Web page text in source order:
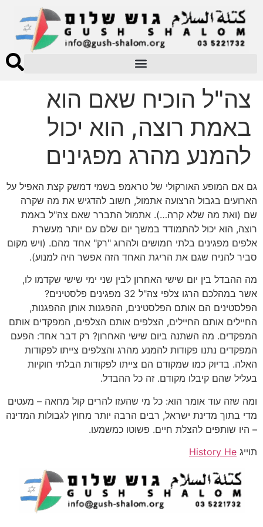
צה"ל הוכיח שאם הוא
באמת רוצה, הוא יכול
להמנע מהרג מפגינים
גם אם המופע האורקולי של טראמפ בשמי דמשק קצת האפיל על
הארועים בגבול הרצועה אתמול, חשוב להדגיש את מה שקרה
שם (ואת מה שלא קרה…). אתמול התברר שאם צה"ל באמת
רוצה, הוא יכול להתמודד במשך יום שלם עם יותר מעשרת
אלפים מפגינים בלתי חמושים ולהרוג "רק" אחד מהם. (ויש מקום
סביר להניח שגם את הריגת האחד הזה אפשר היה למנוע).
מה ההבדל בין יום שישי האחרון לבין שני ימי שישי שקדמו לו,
אשר במהלכם הרגו צלפי צה"ל 32 מפגינים פלסטינים?
הפלסטינים הם אותם הפלסטינים, ההפגנות אותן ההפגנות,
החיילים אותם החיילים, הצלפים אותם הצלפים, המפקדים אותם
המפקדים. מה השתנה ביום שישי האחרון? רק דבר אחד: הפעם
המפקדים נתנו פקודות להמנע מהרג והצלפים צייתו לפקודות
האלה. בדיוק כמו שמקודם הם צייתו לפקודות הבלתי חוקיות
בעליל שהם קיבלו מקודם. זה כל ההבדל.
ומה שזה עוד אומר הוא: כל מי שהעזו להרים קול מחאה – מעטים
מדי בתוך מדינת ישראל, רבים הרבה יותר מחוץ לגבולות המדינה
– היו שותפים להצלת חיים. פשוטו כמשמעו.
תוייג History He